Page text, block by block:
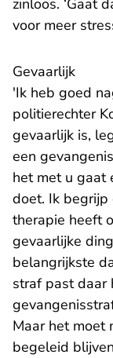
zinloos. ‘Gaat
voor meer
Gevaarlijk
'Ik heb goed
politierechter
gevaarlijk is,
een
het met u gaat
doet. Ik
therapie heeft
gevaarlijke
belangrijkste
straf past daar
Maar het moet
begeleid